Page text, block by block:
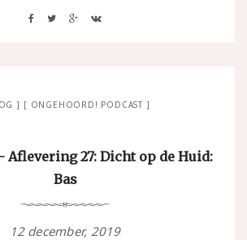
ONGEHOORD! PODCAST
Aflevering 27: Dicht op de Huid:
Bas
12 december, 2019